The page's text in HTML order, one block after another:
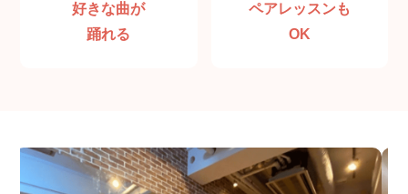
好きな曲が
踊れる
ペアレッスンも
OK